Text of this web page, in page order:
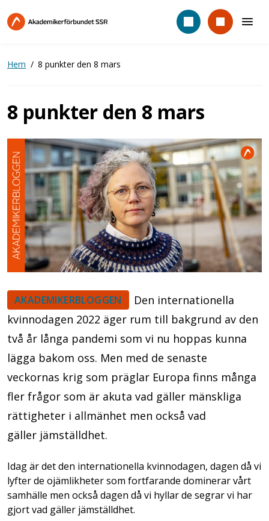
till
Hem 8 punkter den 8 mars
8 punkter den 8 mars
AKADEMIKERBLOGGEN
Den internationella
kvinnodagen 2022 äger rum till bakgrund av den
två år långa pandemi som vi nu hoppas kunna
lägga bakom oss. Men med de senaste
veckornas krig som präglar Europa finns många
fler frågor som är akuta vad gäller mänskliga
rättigheter i allmänhet men också vad
gäller jämställdhet.
Idag är det den internationella kvinnodagen, dagen då vi
lyfter de ojämlikheter som fortfarande dominerar vårt
samhälle men också dagen då vi hyllar de segrar vi har
gjort vad gäller jämställdhet.